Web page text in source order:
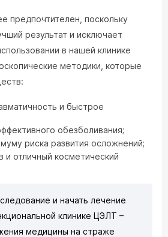
предпочтителен, поскольку
результат и исключает
в нашей клинике
методики, которые
и быстрое
обезболивания;
риска развития осложнений;
и отличный косметический
и начать лечение
клинике ЦЭЛТ –
медицины на страже